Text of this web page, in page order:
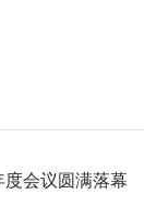
会议圆满落幕